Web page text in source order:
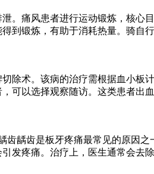
。痛风患者进行运动锻炼，核心
到锻炼，有助于消耗热量。骑自
除术。该病的治疗需根据血小板
可以选择观察随访。这类患者出
龋齿是板牙疼痛最常见的原因之
发疼痛。治疗上，医生通常会去